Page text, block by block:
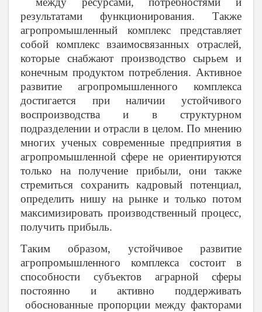
результатами функционирования. Также
агропромышленный комплекс представляет
собой комплекс взаимосвязанных отраслей,
которые снабжают производство сырьем и
конечным продуктом потребления. Активное
развитие агропромышленного комплекса
достигается при наличии устойчивого
воспроизводства и в структурном
подразделении и отрасли в целом. По мнению
многих ученых современные предприятия в
агропромышленной сфере не ориентируются
только на получение прибыли, они также
стремиться сохранить кадровый потенциал,
определить нишу на рынке и только потом
максимизировать производственный процесс,
получить прибыль.
Таким образом, устойчивое развитие
агропромышленного комплекса состоит в
способности субъектов аграрной сферы
постоянно и активно поддерживать
обоснованные пропорции между факторами